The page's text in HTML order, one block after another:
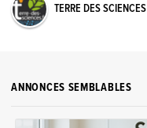
TERRE DES SCIENCES
ANNONCES SEMBLABLES